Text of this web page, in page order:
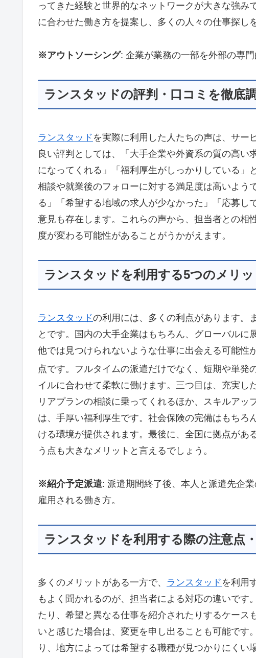
ってきた経験と世界的なネットワークが大きな強
に合わせた働き方を提案し、多くの人々の仕事探し
※アウトソーシング: 企業が業務の一部を外部の専門
ランスタッドの評判・口コミを徹底
ランスタッド を実際に利用した人たちの声は、サー
良い評判としては、「大手企業や外資系の質の高
になってくれる」「福利厚生がしっかりしている」
相談や就業後のフォローに対する満足度は高いよう
る」「希望する地域の求人が少なかった」「応募し
意見も存在します。これらの声から、担当者との相
度が変わる可能性があることがうかがえます。
ランスタッドを利用する5つのメリッ
ランスタッドの利用には、多くの利点があります。
とです。国内の大手企業はもちろん、グローバルに
他では見つけられないような仕事に出会える可能性
点です。フルタイムの派遣だけでなく、短期や単発
イルに合わせて柔軟に働けます。三つ目は、充実し
リアプランの相談に乗ってくれるほか、スキルアッ
は、手厚い福利厚生です。社会保険の完備はもちろ
ける環境が提供されます。最後に、全国に拠点があ
う点も大きなメリットと言えるでしょう。
※紹介予定派遣: 派遣期間終了後、本人と派遣先企
雇用される働き方。
ランスタッドを利用する際の注意点
多くのメリットがある一方で、 ランスタッド を利用
もよく聞かれるのが、担当者による対応の違いです
たり、希望と異なる仕事を紹介されたりするケース
いと感じた場合は、変更を申し出ることも可能です
り、地方によっては希望する職種が見つかりにく